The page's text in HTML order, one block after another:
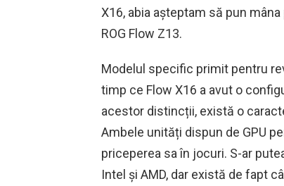
X16, abia așteptam să pun
ROG Flow Z13.
Modelul specific primit pentru
timp ce Flow X16 a avut o
acestor distincții, există o
Ambele unități dispun de GPU
priceperea sa în jocuri. S-ar
Intel și AMD, dar există de fapt